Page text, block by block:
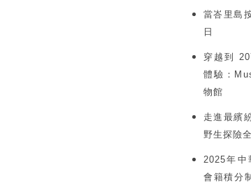
當峇里島
日
穿越到
體驗：
物館
走進最繽
野生探險
2025年中
會籍積分